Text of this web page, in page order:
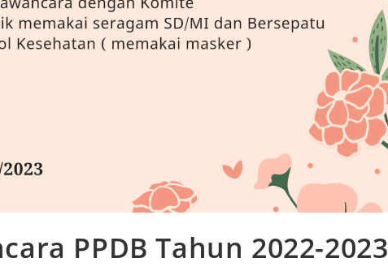
PPDB Tahun 2022-2023